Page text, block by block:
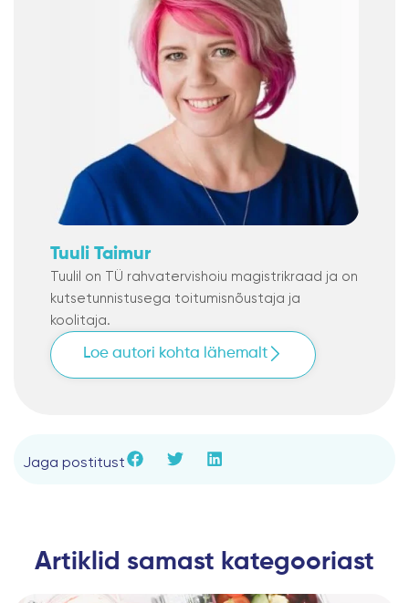
Tuuli Taimur
Tuulil on TÜ rahvatervishoiu magistrikraad ja on
kutsetunnistusega toitumisnõustaja ja
koolitaja.
Loe autori kohta lähemalt
Jaga postitust
Artiklid samast kategooriast